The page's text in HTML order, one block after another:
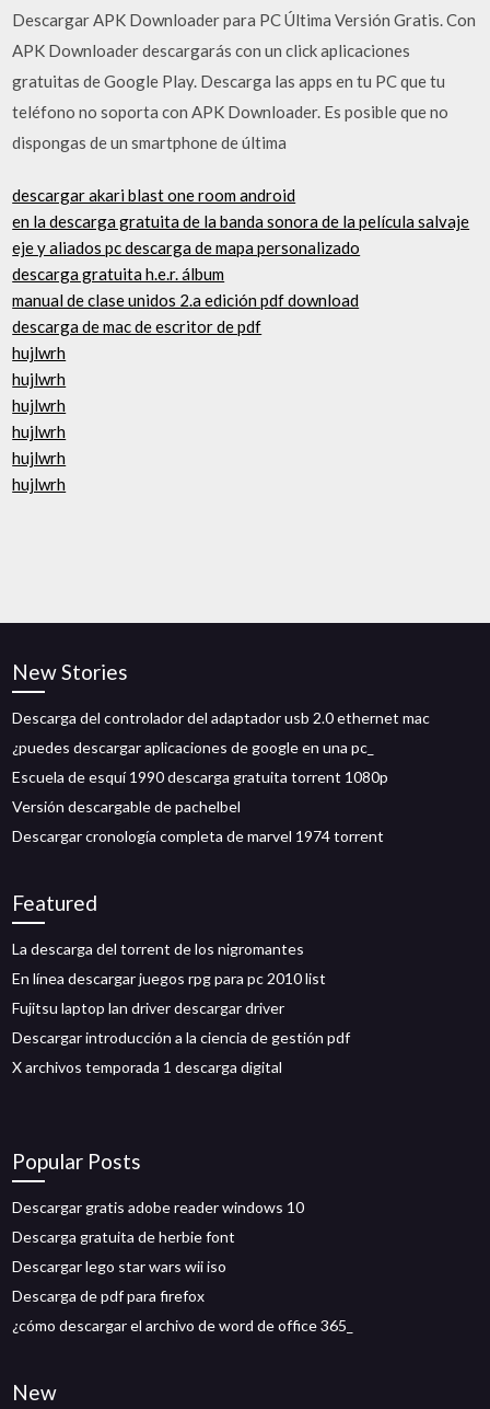
Descargar APK Downloader para PC Última Versión Gratis. Con
APK Downloader descargarás con un click aplicaciones
gratuitas de Google Play. Descarga las apps en tu PC que tu
teléfono no soporta con APK Downloader. Es posible que no
dispongas de un smartphone de última
descargar akari blast one room android
en la descarga gratuita de la banda sonora de la película salvaje
eje y aliados pc descarga de mapa personalizado
descarga gratuita h.e.r. álbum
manual de clase unidos 2.a edición pdf download
descarga de mac de escritor de pdf
hujlwrh
hujlwrh
hujlwrh
hujlwrh
hujlwrh
hujlwrh
New Stories
Descarga del controlador del adaptador usb 2.0 ethernet mac
¿puedes descargar aplicaciones de google en una pc_
Escuela de esquí 1990 descarga gratuita torrent 1080p
Versión descargable de pachelbel
Descargar cronología completa de marvel 1974 torrent
Featured
La descarga del torrent de los nigromantes
En línea descargar juegos rpg para pc 2010 list
Fujitsu laptop lan driver descargar driver
Descargar introducción a la ciencia de gestión pdf
X archivos temporada 1 descarga digital
Popular Posts
Descargar gratis adobe reader windows 10
Descarga gratuita de herbie font
Descargar lego star wars wii iso
Descarga de pdf para firefox
¿cómo descargar el archivo de word de office 365_
New